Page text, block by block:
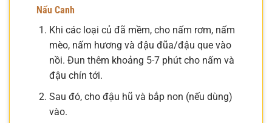
Nấu Canh
Khi các loại củ đã mềm, cho nấm rơm, nấm
mèo, nấm hương và đậu đũa/đậu que vào
nồi. Đun thêm khoảng 5-7 phút cho nấm và
đậu chín tới.
Sau đó, cho đậu hũ và bắp non (nếu dùng)
vào.